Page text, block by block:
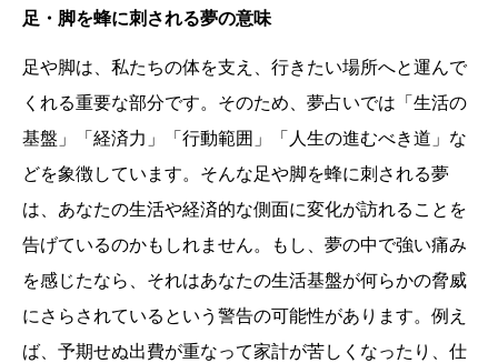
足・脚を蜂に刺される夢の意味
足や脚は、私たちの体を支え、行きたい場所へと運んで
くれる重要な部分です。そのため、夢占いでは「生活の
基盤」「経済力」「行動範囲」「人生の進むべき道」な
どを象徴しています。そんな足や脚を蜂に刺される夢
は、あなたの生活や経済的な側面に変化が訪れることを
告げているのかもしれません。もし、夢の中で強い痛み
を感じたなら、それはあなたの生活基盤が何らかの脅威
にさらされているという警告の可能性があります。例え
ば、予期せぬ出費が重なって家計が苦しくなったり、仕